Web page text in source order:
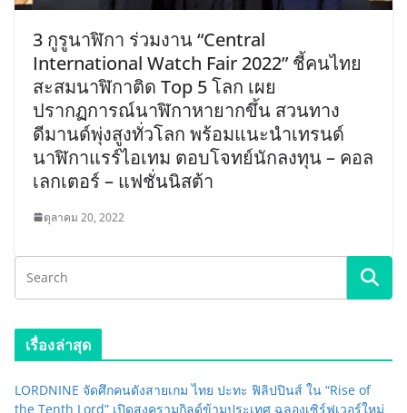
3 กูรูนาฬิกา ร่วมงาน “Central
International Watch Fair 2022” ชี้คนไทย
สะสมนาฬิกาติด Top 5 โลก เผย
ปรากฏการณ์นาฬิกาหายากขึ้น สวนทาง
ดีมานด์พุ่งสูงทั่วโลก พร้อมแนะนำเทรนด์
นาฬิกาแรร์ไอเทม ตอบโจทย์นักลงทุน – คอล
เลกเตอร์ – แฟชั่นนิสต้า
ตุลาคม 20, 2022
เรื่องล่าสุด
LORDNINE จัดศึกคนดังสายเกม ไทย ปะทะ ฟิลิปปินส์ ใน “Rise of
the Tenth Lord” เปิดสงครามกิลด์ข้ามประเทศ ฉลองเซิร์ฟเวอร์ใหม่